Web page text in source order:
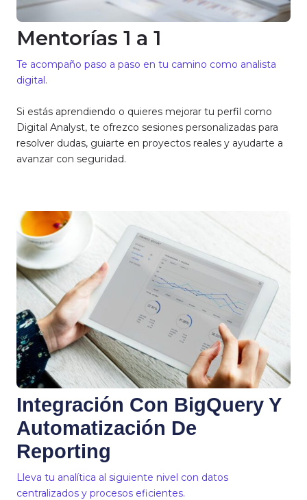
Mentorías 1 a 1
Te acompaño paso a paso en tu camino como analista
digital.
Si estás aprendiendo o quieres mejorar tu perfil como
Digital Analyst, te ofrezco sesiones personalizadas para
resolver dudas, guiarte en proyectos reales y ayudarte a
avanzar con seguridad.
Integración Con BigQuery Y
Automatización De
Reporting
Lleva tu analítica al siguiente nivel con datos
centralizados y procesos eficientes.